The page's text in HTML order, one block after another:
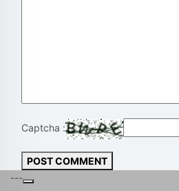
Captcha :
POST COMMENT
---